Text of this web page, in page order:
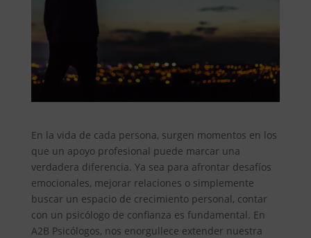
En la vida de cada persona, surgen momentos en los
que un apoyo profesional puede marcar una
verdadera diferencia. Ya sea para afrontar desafíos
emocionales, mejorar relaciones o simplemente
buscar un espacio de crecimiento personal, contar
con un psicólogo de confianza es fundamental. En
A2B Psicólogos, nos enorgullece extender nuestra